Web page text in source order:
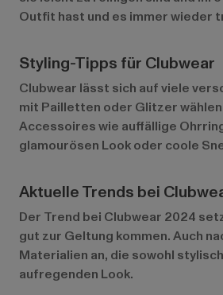
Outfit hast und es immer wieder
Styling-Tipps für Clubwear
Clubwear lässt sich auf viele
mit Pailletten oder Glitzer
Accessoires wie auffällige
glamourösen Look oder coole
Aktuelle Trends bei
Der Trend bei Clubwear 2024
gut zur Geltung kommen. Auch
Materialien an, die sowohl
aufregenden Look.